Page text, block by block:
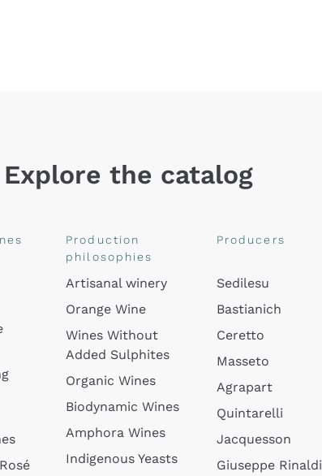
Explore the catalog
Production
philosophies
Artisanal winery
Orange Wine
Wines Without
Added Sulphites
Organic Wines
Biodynamic Wines
Amphora Wines
Indigenous Yeasts
Producers
Sedilesu
Bastianich
Ceretto
Masseto
Agrapart
Quintarelli
Jacquesson
Giuseppe Rinaldi